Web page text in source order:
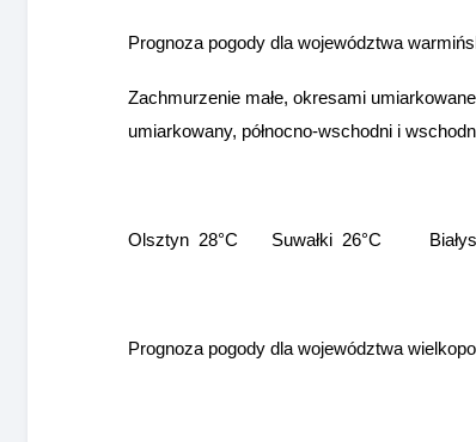
Prognoza pogody dla województwa
Zachmurzenie małe, okresami
umiarkowany, północno-wschodni i
Olsztyn 28°C Suwałki 26°C
Prognoza pogody dla województwa